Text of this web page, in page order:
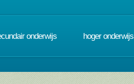
onderwijs hoger onderwijs